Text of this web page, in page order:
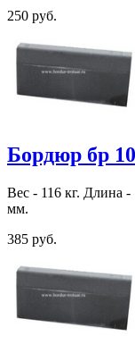
250 руб.
Бордюр бр
Вес - 116 кг. Длина
мм.
385 руб.